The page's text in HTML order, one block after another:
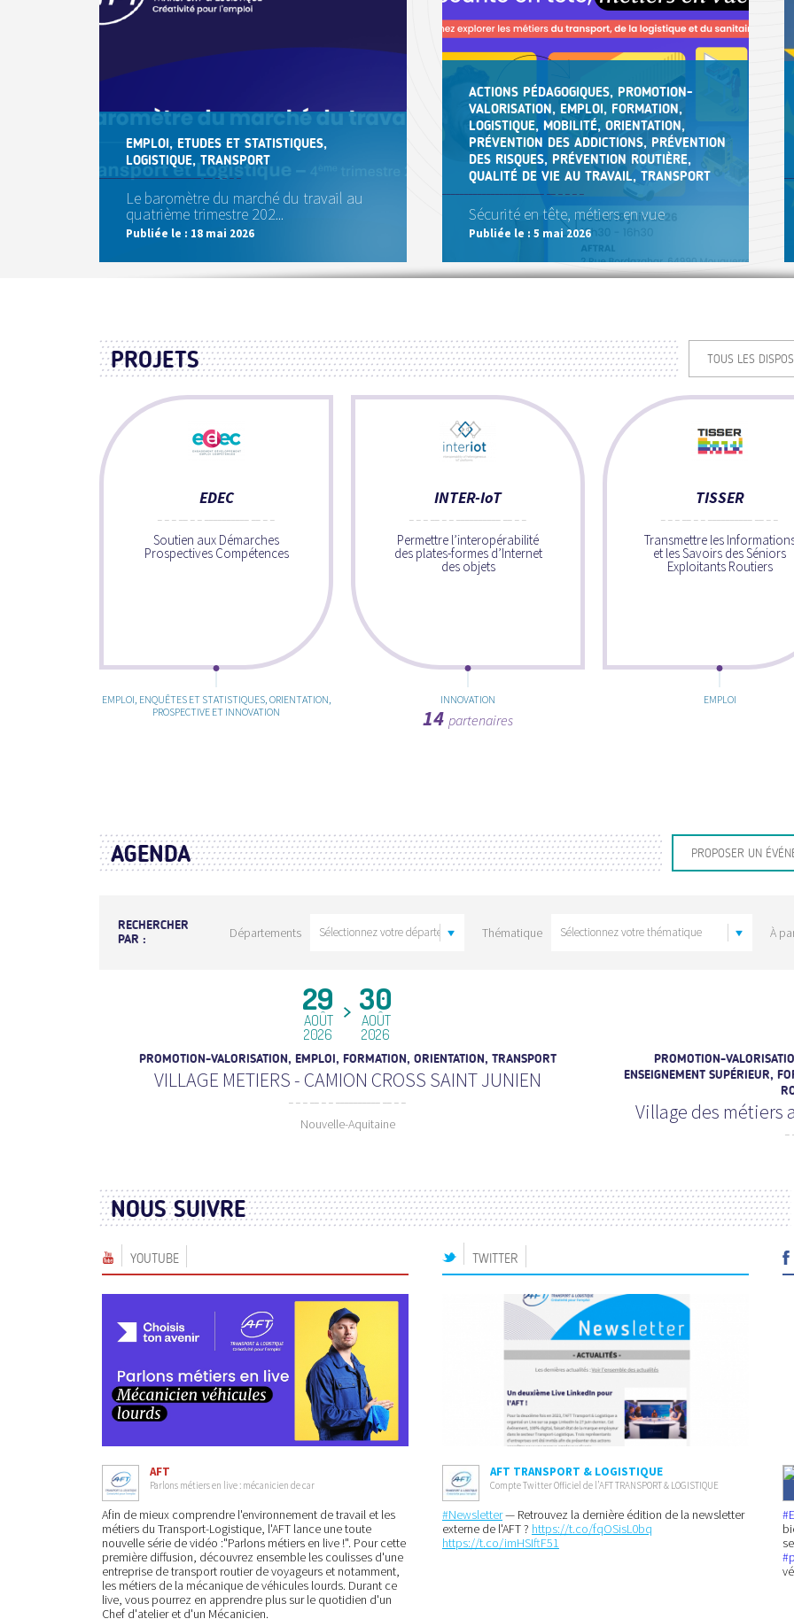
EMPLOI, ETUDES ET STATISTIQUES,
LOGISTIQUE, TRANSPORT
Le baromètre du marché du travail au
quatrième trimestre 202...
Publiée le : 18 mai 2026
ACTIONS PÉDAGOGIQUES, PROMOTION-
VALORISATION, EMPLOI, FORMATION,
LOGISTIQUE, MOBILITÉ, ORIENTATION,
PRÉVENTION DES ADDICTIONS, PRÉVENTION
DES RISQUES, PRÉVENTION ROUTIÈRE,
QUALITÉ DE VIE AU TRAVAIL, TRANSPORT
Sécurité en tête, métiers en vue
Publiée le : 5 mai 2026
PROJETS TOUS LES
EDEC
Soutien aux Démarches
Prospectives Compétences
EMPLOI, ENQUÊTES ET STATISTIQUES, ORIENTATION,
PROSPECTIVE ET INNOVATION
INTER-IoT
Permettre l’interopérabilité
des plates-formes d’Internet
des objets
INNOVATION
14 partenaires
TISSER
Transmettre les
et les Savoirs des Séniors
Exploitants Routiers
EMPLOI
AGENDA PROPOSER UN
RECHERCHER
PAR :
Départements Thématique À
29
AOÛT
2026
30
AOÛT
2026
PROMOTION-VALORISATION, EMPLOI, FORMATION, ORIENTATION, TRANSPORT
VILLAGE METIERS - CAMION CROSS SAINT JUNIEN
Nouvelle-Aquitaine
PROMOTION-
ENSEIGNEMENT SUPÉRIEUR,
Village des métiers
NOUS SUIVRE
YOUTUBE
AFT
Parlons métiers en live : mécanicien de car
Afin de mieux comprendre l'environnement de travail et les
métiers du Transport-Logistique, l'AFT lance une toute
nouvelle série de vidéo :"Parlons métiers en live !". Pour cette
première diffusion, découvrez ensemble les coulisses d'une
entreprise de transport routier de voyageurs et notamment,
les métiers de la mécanique de véhicules lourds. Durant ce
live, vous pourrez en apprendre plus sur le quotidien d'un
Chef d'atelier et d'un Mécanicien.
TWITTER
AFT TRANSPORT & LOGISTIQUE
Compte Twitter Officiel de l’AFT TRANSPORT & LOGISTIQUE
#Newsletter— Retrouvez la dernière édition de la newsletter
externe de l'AFT ? https://t.co/fqOSisL0bq
https://t.co/imHSIftF51
#p